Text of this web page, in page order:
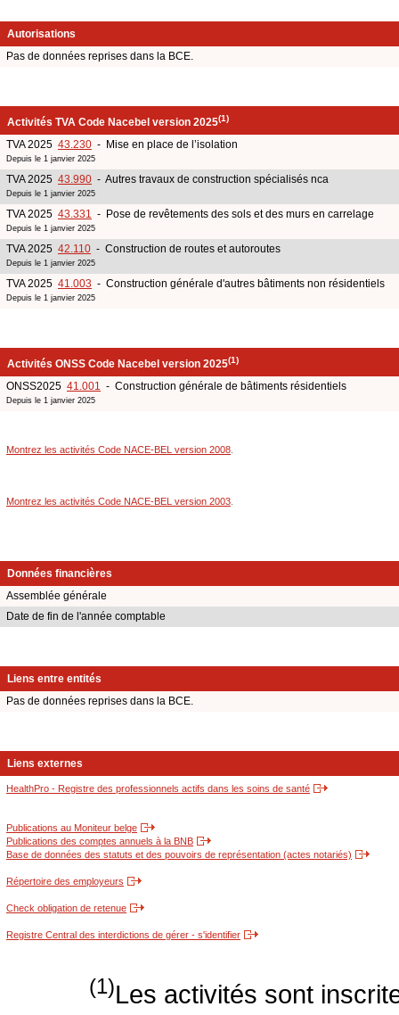
Autorisations
Pas de données reprises dans la BCE.
Activités TVA Code Nacebel version 2025(1)
TVA 2025 43.230 - Mise en place de l’isolation
Depuis le 1 janvier 2025
TVA 2025 43.990 - Autres travaux de construction spécialisés nca
Depuis le 1 janvier 2025
TVA 2025 43.331 - Pose de revêtements des sols et des murs en carrelage
Depuis le 1 janvier 2025
TVA 2025 42.110 - Construction de routes et autoroutes
Depuis le 1 janvier 2025
TVA 2025 41.003 - Construction générale d'autres bâtiments non résidentiels
Depuis le 1 janvier 2025
Activités ONSS Code Nacebel version 2025(1)
ONSS2025 41.001 - Construction générale de bâtiments résidentiels
Depuis le 1 janvier 2025
Montrez les activités Code NACE-BEL version 2008
Montrez les activités Code NACE-BEL version 2003
Données financières
Assemblée générale
Date de fin de l'année comptable
Liens entre entités
Pas de données reprises dans la BCE.
Liens externes
HealthPro - Registre des professionnels actifs dans les soins de santé
Publications au Moniteur belge
Publications des comptes annuels à la BNB
Base de données des statuts et des pouvoirs de représentation (actes notariés)
Répertoire des employeurs
Check obligation de retenue
Registre Central des interdictions de gérer - s'identifier
(1)Les activités sont